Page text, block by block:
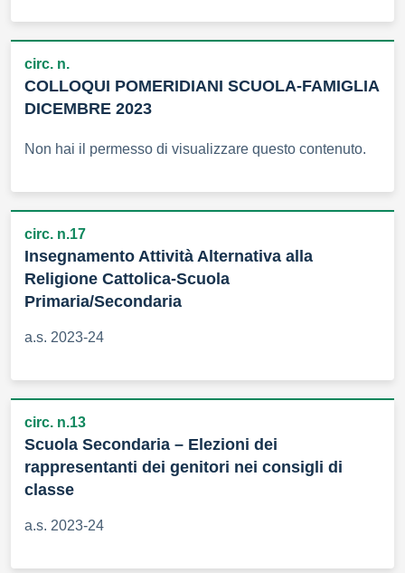
circ. n.
COLLOQUI POMERIDIANI SCUOLA-FAMIGLIA
DICEMBRE 2023
Non hai il permesso di visualizzare questo contenuto.
circ. n.17
Insegnamento Attività Alternativa alla
Religione Cattolica-Scuola
Primaria/Secondaria
a.s. 2023-24
circ. n.13
Scuola Secondaria – Elezioni dei
rappresentanti dei genitori nei consigli di
classe
a.s. 2023-24